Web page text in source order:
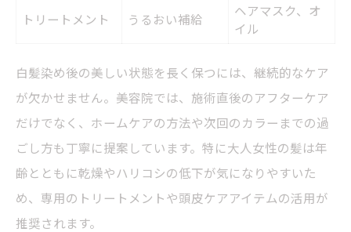
トリートメント うるおい補給
ヘアマスク、オ
イル
白髪染め後の美しい状態を長く保つには、継続的なケア
が欠かせません。美容院では、施術直後のアフターケア
だけでなく、ホームケアの方法や次回のカラーまでの過
ごし方も丁寧に提案しています。特に大人女性の髪は年
齢とともに乾燥やハリコシの低下が気になりやすいた
め、専用のトリートメントや頭皮ケアアイテムの活用が
推奨されます。